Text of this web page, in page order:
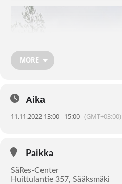
MORE
Aika
11.11.2022 13:00 - 15:00 (GMT+03:00)
Paikka
SäRes-Center
Huittulantie 357, Sääksmäki